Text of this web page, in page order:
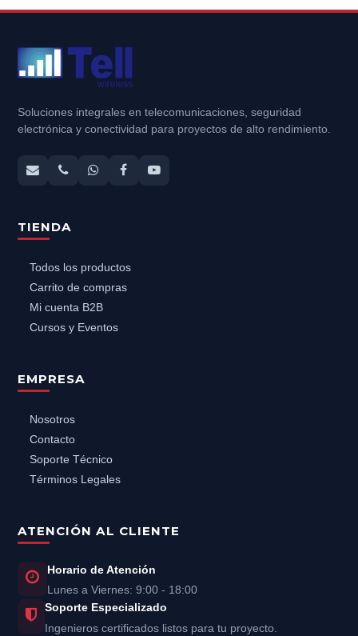
Soluciones integrales en telecomunicaciones, seguridad
electrónica y conectividad para proyectos de alto rendimiento.
TIENDA
Todos los productos
Carrito de compras
Mi cuenta B2B
Cursos y Eventos
EMPRESA
Nosotros
Contacto
Soporte Técnico
Términos Legales
ATENCIÓN AL CLIENTE
Horario de Atención
Lunes a Viernes: 9:00 - 18:00
Soporte Especializado
Ingenieros certificados listos para tu proyecto.